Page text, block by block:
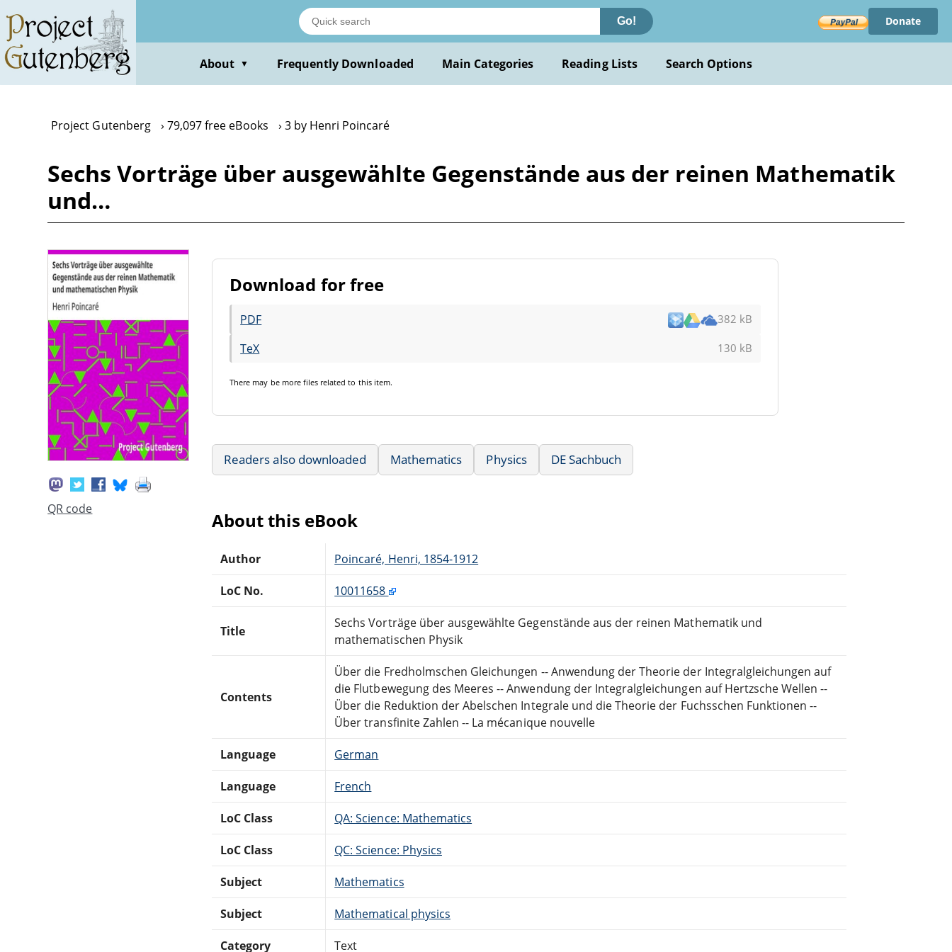
main
content
Go! Donate
About ▼ Frequently Downloaded Main Categories Reading Lists Search Options
Project Gutenberg 79,097 free eBooks 3 by Henri Poincaré
Sechs Vorträge über ausgewählte Gegenstände aus der reinen Mathematik
und…
QR code
Download for free
PDF 382 kB
TeX 130 kB
There may be more files related to this item.
Readers also downloaded Mathematics Physics DE Sachbuch
About this eBook
Author Poincaré, Henri, 1854-1912
LoC No. 10011658
Title
Sechs Vorträge über ausgewählte Gegenstände aus der reinen Mathematik und
mathematischen Physik
Contents
Über die Fredholmschen Gleichungen -- Anwendung der Theorie der Integralgleichungen auf
die Flutbewegung des Meeres -- Anwendung der Integralgleichungen auf Hertzsche Wellen --
Über die Reduktion der Abelschen Integrale und die Theorie der Fuchsschen Funktionen --
Über transfinite Zahlen -- La mécanique nouvelle
Language German
Language French
LoC Class QA: Science: Mathematics
LoC Class QC: Science: Physics
Subject Mathematics
Subject Mathematical physics
Category Text